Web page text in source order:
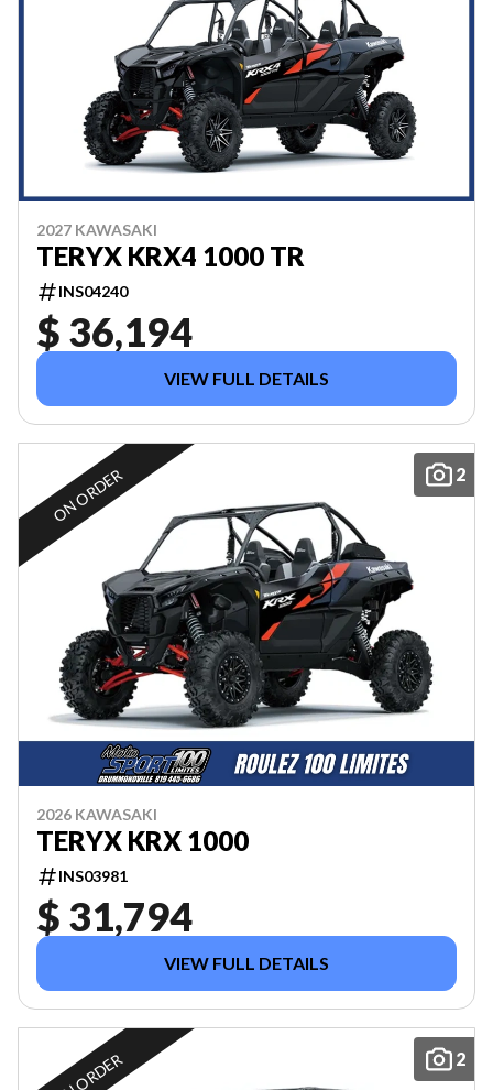
2027 KAWASAKI
TERYX KRX4 1000 TR
INS04240
$ 36,194
VIEW FULL DETAILS
2
ON ORDER
2026 KAWASAKI
TERYX KRX 1000
INS03981
$ 31,794
VIEW FULL DETAILS
2